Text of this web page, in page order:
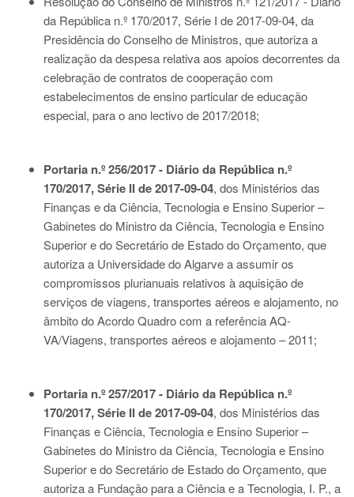
da República n.º 170/2017, Série I de 2017-09-04, da
Presidência do Conselho de Ministros, que autoriza a
realização da despesa relativa aos apoios decorrentes da
celebração de contratos de cooperação com
estabelecimentos de ensino particular de educação
especial, para o ano lectivo de 2017/2018;
Portaria n.º 256/2017 - Diário da República n.º
170/2017, Série II de 2017-09-04, dos Ministérios das
Finanças e da Ciência, Tecnologia e Ensino Superior –
Gabinetes do Ministro da Ciência, Tecnologia e Ensino
Superior e do Secretário de Estado do Orçamento, que
autoriza a Universidade do Algarve a assumir os
compromissos plurianuais relativos à aquisição de
serviços de viagens, transportes aéreos e alojamento, no
âmbito do Acordo Quadro com a referência AQ-
VA/Viagens, transportes aéreos e alojamento – 2011;
Portaria n.º 257/2017 - Diário da República n.º
170/2017, Série II de 2017-09-04, dos Ministérios das
Finanças e Ciência, Tecnologia e Ensino Superior –
Gabinetes do Ministro da Ciência, Tecnologia e Ensino
Superior e do Secretário de Estado do Orçamento, que
autoriza a Fundação para a Ciência e a Tecnologia, I. P., a